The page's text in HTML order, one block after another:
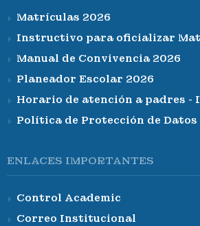
Matrículas 2026
Instructivo para oficializar
Manual de Convivencia 2026
Planeador Escolar 2026
Horario de atención a padres -
Política de Protección de Datos
ENLACES IMPORTANTES
Control Academic
Correo Institucional